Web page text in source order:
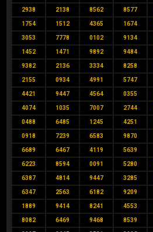
2938 2138 8562 8577
1754 1512 4365 1674
3053 7778 0102 9134
1452 1471 9892 9484
9382 2136 3334 8258
2155 0934 4991 5747
4421 9447 4564 0355
4074 1035 7007 2744
0488 6485 1245 4251
0918 7239 6583 9870
6689 6467 4119 5639
6223 8594 0091 5280
6387 4814 9447 3285
6347 2563 6182 9209
1889 9414 8241 4553
8082 6469 9468 8539